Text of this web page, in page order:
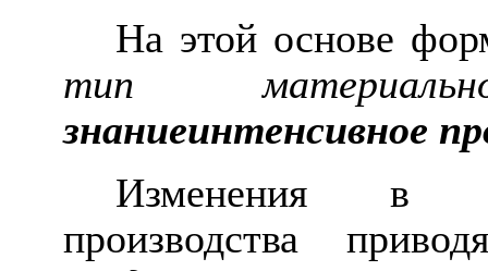
На этой основе
тип
знаниеинтенсивное
Изменения в
производства